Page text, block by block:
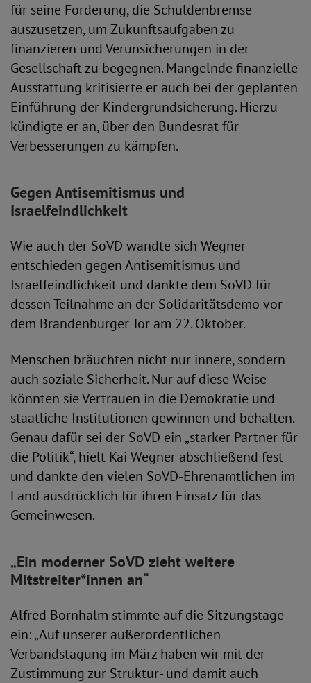
für seine Forderung, die Schuldenbremse
auszusetzen, um Zukunftsaufgaben zu
finanzieren und Verunsicherungen in der
Gesellschaft zu begegnen. Mangelnde finanzielle
Ausstattung kritisierte er auch bei der geplanten
Einführung der Kindergrundsicherung. Hierzu
kündigte er an, über den Bundesrat für
Verbesserungen zu kämpfen.
Gegen Antisemitismus und
Israelfeindlichkeit
Wie auch der SoVD wandte sich Wegner
entschieden gegen Antisemitismus und
Israelfeindlichkeit und dankte dem SoVD für
dessen Teilnahme an der Solidaritätsdemo vor
dem Brandenburger Tor am 22. Oktober.
Menschen bräuchten nicht nur innere, sondern
auch soziale Sicherheit. Nur auf diese Weise
könnten sie Vertrauen in die Demokratie und
staatliche Institutionen gewinnen und behalten.
Genau dafür sei der SoVD ein „starker Partner für
die Politik“, hielt Kai Wegner abschließend fest
und dankte den vielen SoVD-Ehrenamtlichen im
Land ausdrücklich für ihren Einsatz für das
Gemeinwesen.
„Ein moderner SoVD zieht weitere
Mitstreiter*innen an“
Alfred Bornhalm stimmte auf die Sitzungstage
ein: „Auf unserer außerordentlichen
Verbandstagung im März haben wir mit der
Zustimmung zur Struktur- und damit auch